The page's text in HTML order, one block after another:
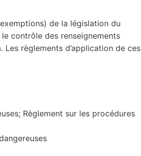
de la législation du
contrôle des renseignements
Les règlements d’application de ces
Règlement sur les procédures